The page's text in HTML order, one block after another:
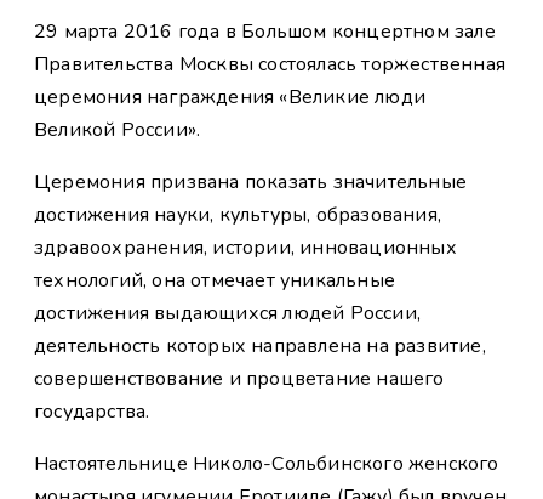
29 марта 2016 года в Большом концертном зале
Правительства Москвы состоялась торжественная
церемония награждения «Великие люди
Великой России».
Церемония призвана показать значительные
достижения науки, культуры, образования,
здравоохранения, истории, инновационных
технологий, она отмечает уникальные
достижения выдающихся людей России,
деятельность которых направлена на развитие,
совершенствование и процветание нашего
государства.
Настоятельнице Николо-Сольбинского женского